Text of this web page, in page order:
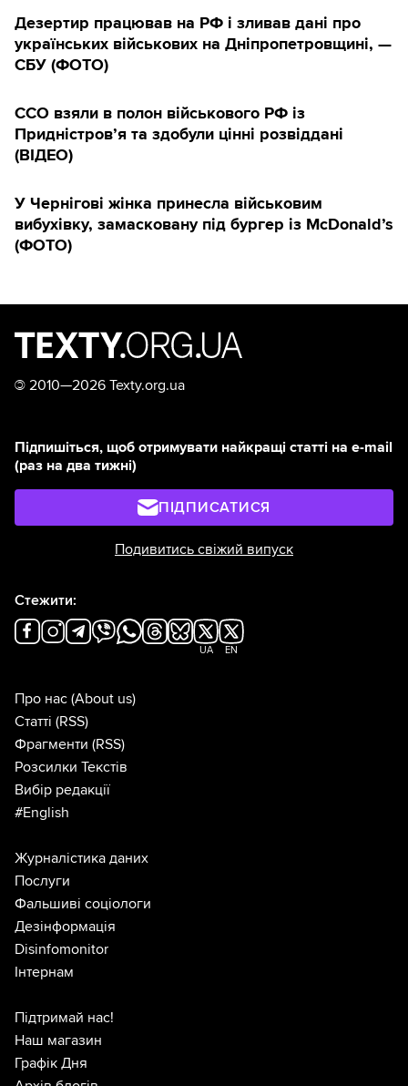
Дезертир працював на РФ і зливав дані про
українських військових на Дніпропетровщині, —
СБУ (ФОТО)
ССО взяли в полон військового РФ із
Придністров’я та здобули цінні розвіддані
(ВІДЕО)
У Чернігові жінка принесла військовим
вибухівку, замасковану під бургер із McDonald’s
(ФОТО)
© 2010—2026 Texty.org.ua
Підпишіться, щоб отримувати найкращі статті на e-mail
(раз на два тижні)
ПІДПИСАТИСЯ
Подивитись свіжий випуск
Стежити:
UA EN
Про нас (About us)
Статті (RSS)
Фрагменти (RSS)
Розсилки Текстів
Вибір редакції
#English
Журналістика даних
Послуги
Фальшиві соціологи
Дезінформація
Disinfomonitor
Інтернам
Підтримай нас!
Наш магазин
Графік Дня